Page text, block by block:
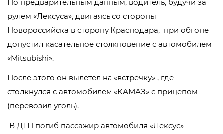
По предварительным данным, водитель, будучи за
рулем «Лексуса», двигаясь со стороны
Новороссийска в сторону Краснодара, при обгоне
допустил касательное столкновение с автомобилем
«Mitsubishi».
После этого он вылетел на «встречку» , где
столкнулся с автомобилем «КАМАЗ» с прицепом
(перевозил уголь).
В ДТП погиб пассажир автомобиля «Лексус» —